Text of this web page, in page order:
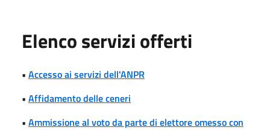
Elenco servizi offerti
• Accesso ai servizi dell'ANPR
• Affidamento delle ceneri
• Ammissione al voto da parte di elettore omesso con